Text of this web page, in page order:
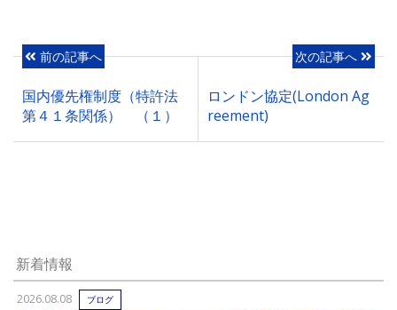
前の記事へ
国内優先権制度（特許法
第４１条関係） （１）
次の記事へ
ロンドン協定(London Ag
reement)
新着情報
2026.08.08 ブログ